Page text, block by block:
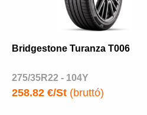
Bridgestone Turanza T006
275/35R22 - 104Y
258.82 €/St (bruttó)